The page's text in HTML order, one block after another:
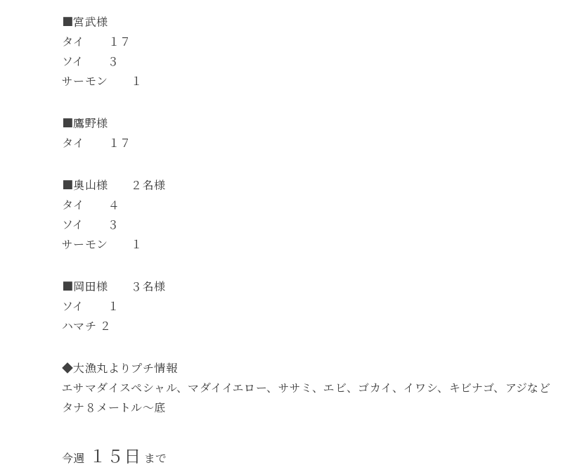
■宮武様
タイ １７
ソイ ３
サーモン １
■鷹野様
タイ １７
■奥山様 ２名様
タイ ４
ソイ ３
サーモン １
■岡田様 ３名様
ソイ １
ハマチ ２
◆大漁丸よりプチ情報
エサマダイスペシャル、マダイイエロー、ササミ、エビ、ゴカイ、イワシ、キビナゴ、アジなど
タナ８メートル～底
今週 １５日 まで